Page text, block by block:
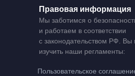
Правовая информация
Мы заботимся о
и работаем в соответствии
с законодательством РФ.
изучить наши регламенты:
Пользовательское